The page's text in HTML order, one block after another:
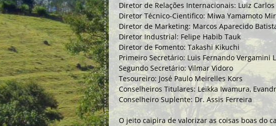
Diretor de Relações Internacionais: Luiz
Diretor Técnico-Cientifico: Miwa Yamamoto
Diretor de Marketing: Marcos Aparecido
Diretor Industrial: Felipe Habib Tauk
Diretor de Fomento: Takashi Kikuchi
Primeiro Secretário: Luis Fernando Vergamini
Segundo Secretário: Vilmar Vidoro
Tesoureiro: José Paulo Meirelles Kors
Conselheiros Titulares: Leikka Iwamura,
Conselheiro Suplente: Dr. Assis Ferreira
O jeito caipira de valorizar as coisas boas do